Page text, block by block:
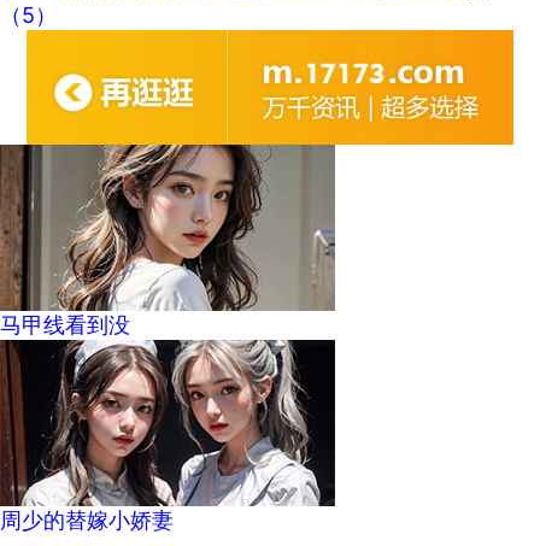
（5）
马甲线看到没
周少的替嫁小娇妻